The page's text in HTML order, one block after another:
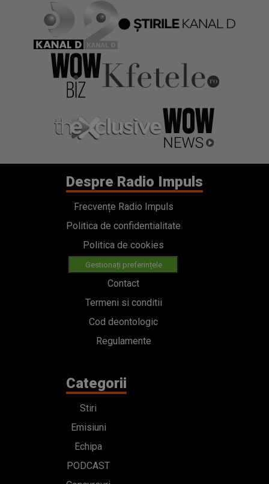
Despre Radio Impuls
Frecvențe Radio Impuls
Politica de confidentialitate
Politica de cookies
Gestionați preferințele
Contact
Termeni si conditii
Cod deontologic
Regulamente
Categorii
Stiri
Emisiuni
Echipa
PODCAST